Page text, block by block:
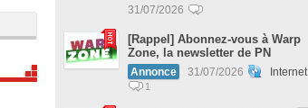
31/07/2026
[Rappel] Abonnez-vous à Warp
Zone, la newsletter de PN
Annonce 31/07/2026 Internet
1